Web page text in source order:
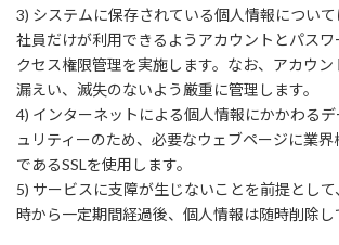
3) システムに保存されている個人情報につい
社員だけが利用できるようアカウントとパス
クセス権限管理を実施します。なお、アカウ
漏えい、滅失のないよう厳重に管理します。
4) インターネットによる個人情報にかかわる
ュリティーのため、必要なウェブページに業
であるSSLを使用します。
5) サービスに支障が生じないことを前提とし
時から一定期間経過後、個人情報は随時削除し